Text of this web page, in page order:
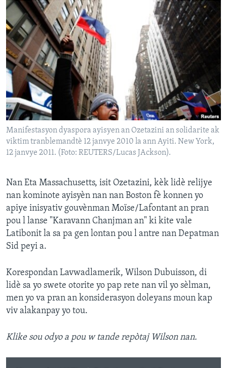
SUIV NOU
Languages
Manifestasyon dyaspora ayisyen an Ozetazini an solidarite ak
viktim tranblemandtè 12 janvye 2010 la ann Ayiti. New York,
12 janvye 2011. (Foto: REUTERS/Lucas JAckson).
Nan Eta Massachusetts, isit Ozetazini, kèk lidè relijye
nan kominote ayisyèn nan nan Boston fè konnen yo
apiye inisyativ gouvènman Moïse/Lafontant an pran
pou l lanse "Karavann Chanjman an" ki kite vale
Latibonit la sa pa gen lontan pou l antre nan Depatman
Sid peyi a.
Korespondan Lavwadlamerik, Wilson Dubuisson, di
lidè sa yo swete otorite yo pap rete nan vil yo sèlman,
men yo va pran an konsiderasyon doleyans moun kap
viv alakanpay yo tou.
Klike sou odyo a pou w tande repòtaj Wilson nan.